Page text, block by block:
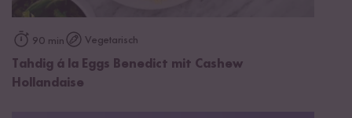
90 min Vegetarisch
Tahdig á la Eggs Benedict mit Cashew
Hollandaise